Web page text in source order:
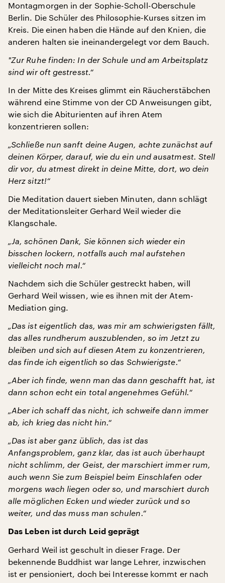
Montagmorgen in der Sophie-Scholl-Oberschule
Berlin. Die Schüler des Philosophie-Kurses sitzen im
Kreis. Die einen haben die Hände auf den Knien, die
anderen halten sie ineinandergelegt vor dem Bauch.
"Zur Ruhe finden: In der Schule und am Arbeitsplatz
sind wir oft gestresst.“
In der Mitte des Kreises glimmt ein Räucherstäbchen
während eine Stimme von der CD Anweisungen gibt,
wie sich die Abiturienten auf ihren Atem
konzentrieren sollen:
„Schließe nun sanft deine Augen, achte zunächst auf
deinen Körper, darauf, wie du ein und ausatmest. Stell
dir vor, du atmest direkt in deine Mitte, dort, wo dein
Herz sitzt!“
Die Meditation dauert sieben Minuten, dann schlägt
der Meditationsleiter Gerhard Weil wieder die
Klangschale.
„Ja, schönen Dank, Sie können sich wieder ein
bisschen lockern, notfalls auch mal aufstehen
vielleicht noch mal.“
Nachdem sich die Schüler gestreckt haben, will
Gerhard Weil wissen, wie es ihnen mit der Atem-
Mediation ging.
„Das ist eigentlich das, was mir am schwierigsten fällt,
das alles rundherum auszublenden, so im Jetzt zu
bleiben und sich auf diesen Atem zu konzentrieren,
das finde ich eigentlich so das Schwierigste.“
„Aber ich finde, wenn man das dann geschafft hat, ist
dann schon echt ein total angenehmes Gefühl.“
„Aber ich schaff das nicht, ich schweife dann immer
ab, ich krieg das nicht hin.“
„Das ist aber ganz üblich, das ist das
Anfangsproblem, ganz klar, das ist auch überhaupt
nicht schlimm, der Geist, der marschiert immer rum,
auch wenn Sie zum Beispiel beim Einschlafen oder
morgens wach liegen oder so, und marschiert durch
alle möglichen Ecken und wieder zurück und so
weiter, und das muss man schulen.“
Das Leben ist durch Leid geprägt
Gerhard Weil ist geschult in dieser Frage. Der
bekennende Buddhist war lange Lehrer, inzwischen
ist er pensioniert, doch bei Interesse kommt er nach